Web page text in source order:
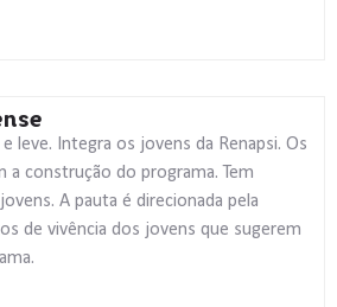
leve. Integra os jovens da Renapsi. Os
a construção do programa. Tem
A pauta é direcionada pela
de vivência dos jovens que sugerem